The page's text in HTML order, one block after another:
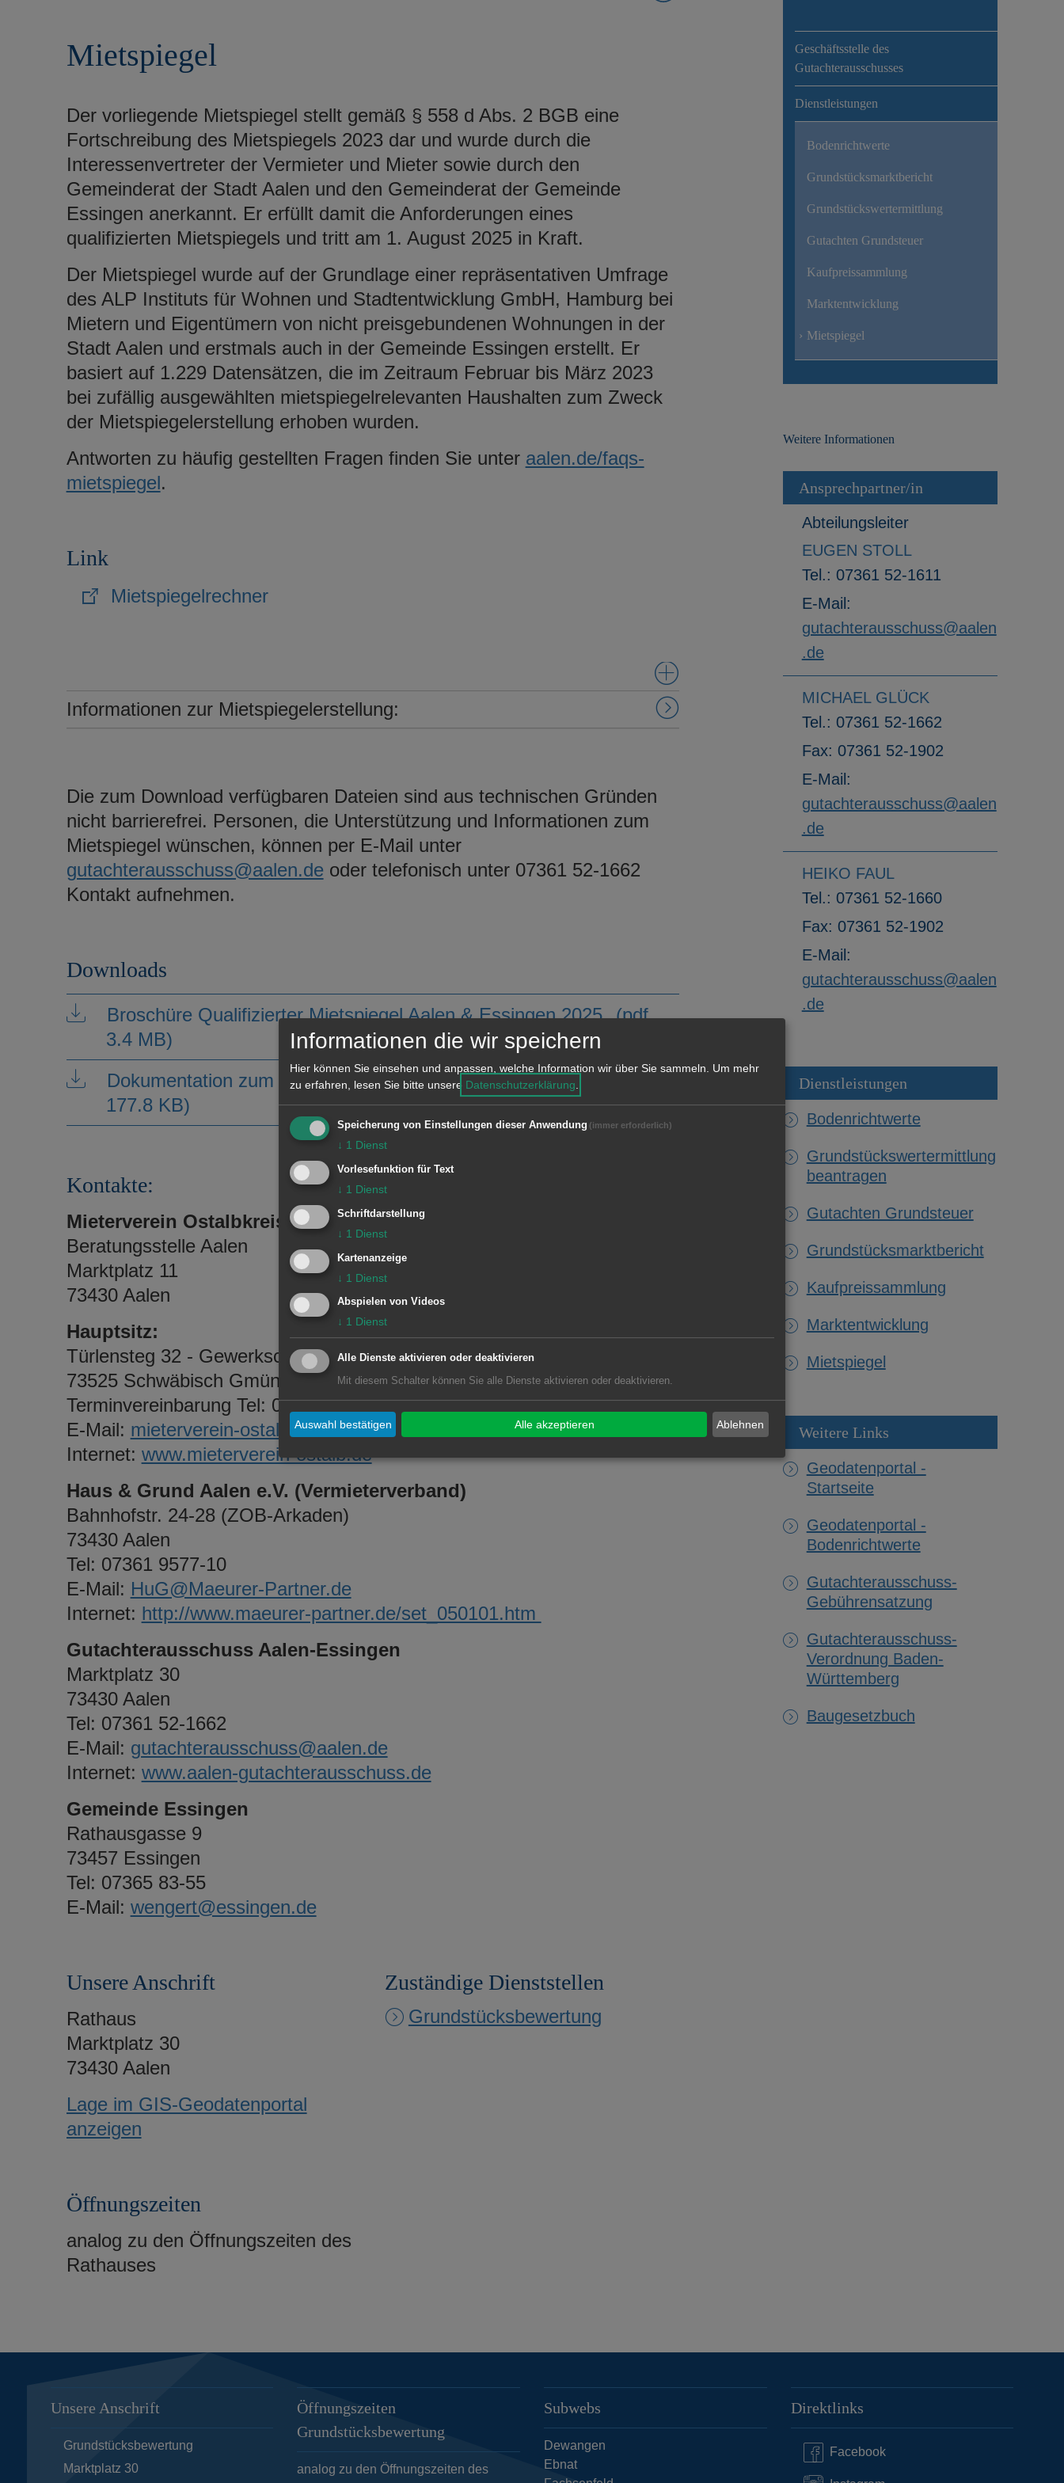
Mietspiegel
Der vorliegende Mietspiegel stellt gemäß § 558 d Abs. 2 BGB eine
Fortschreibung des Mietspiegels 2023 dar und wurde durch die
Interessenvertreter der Vermieter und Mieter sowie durch den
Gemeinderat der Stadt Aalen und den Gemeinderat der Gemeinde
Essingen anerkannt. Er erfüllt damit die Anforderungen eines
qualifizierten Mietspiegels und tritt am 1. August 2025 in Kraft.
Der Mietspiegel wurde auf der Grundlage einer repräsentativen Umfrage
des ALP Instituts für Wohnen und Stadtentwicklung GmbH, Hamburg bei
Mietern und Eigentümern von nicht preisgebundenen Wohnungen in der
Stadt Aalen und erstmals auch in der Gemeinde Essingen erstellt. Er
basiert auf 1.229 Datensätzen, die im Zeitraum Februar bis März 2023
bei zufällig ausgewählten mietspiegelrelevanten Haushalten zum Zweck
der Mietspiegelerstellung erhoben wurden.
Antworten zu häufig gestellten Fragen finden Sie unter aalen.de/faqs-
mietspiegel.
Link
Mietspiegelrechner
Informationen zur Mietspiegelerstellung:
Die zum Download verfügbaren Dateien sind aus technischen Gründen
nicht barrierefrei. Personen, die Unterstützung und Informationen zum
Mietspiegel wünschen, können per E-Mail unter
gutachterausschuss@aalen.deoder telefonisch unter 07361 52-1662
Kontakt aufnehmen.
Downloads
Broschüre Qualifizierter Mietspiegel Aalen & Essingen 2025 (pdf,
3.4 MB)
Dokumentation zum Mietspiegel Aalen und Essingen 2025
177.8 KB)
Kontakte:
Mieterverein Ostalbkreis e.V.
Beratungsstelle Aalen
Marktplatz 11
73430 Aalen
Hauptsitz:
Türlensteg 32 - Gewerkschaftshaus
73525 Schwäbisch Gmünd
Terminvereinbarung Tel: 07171 8744-822
E-Mail: mieterverein-ostalb@gmx.net
Internet: www.mieterverein-ostalb.de
Haus & Grund Aalen e.V. (Vermieterverband)
Bahnhofstr. 24-28 (ZOB-Arkaden)
73430 Aalen
Tel: 07361 9577-10
E-Mail: HuG@Maeurer-Partner.de
Internet: http://www.maeurer-partner.de/set_050101.htm
Gutachterausschuss Aalen-Essingen
Marktplatz 30
73430 Aalen
Tel: 07361 52-1662
E-Mail: gutachterausschuss@aalen.de
Internet: www.aalen-gutachterausschuss.de
Gemeinde Essingen
Rathausgasse 9
73457 Essingen
Tel: 07365 83-55
E-Mail: wengert@essingen.de
Unsere Anschrift
Rathaus
Marktplatz 30
73430 Aalen
Lage im GIS-Geodatenportal
anzeigen
Öffnungszeiten
analog zu den Öffnungszeiten des
Rathauses
Zuständige Dienststellen
Grundstücksbewertung
Geschäftsstelle des
Gutachterausschusses
Dienstleistungen
Bodenrichtwerte
Grundstücksmarktbericht
Grundstückswertermittlung
Gutachten Grundsteuer
Kaufpreissammlung
Marktentwicklung
Mietspiegel
Weitere Informationen
Ansprechpartner/in
Abteilungsleiter
EUGEN STOLL
Tel.: 07361 52-1611
E-Mail:
gutachterausschuss@aalen
.de
MICHAEL GLÜCK
Tel.: 07361 52-1662
Fax: 07361 52-1902
E-Mail:
gutachterausschuss@aalen
.de
HEIKO FAUL
Tel.: 07361 52-1660
Fax: 07361 52-1902
E-Mail:
gutachterausschuss@aalen
.de
Dienstleistungen
Bodenrichtwerte
Grundstückswertermittlung
beantragen
Gutachten Grundsteuer
Grundstücksmarktbericht
Kaufpreissammlung
Marktentwicklung
Mietspiegel
Weitere Links
Geodatenportal -
Startseite
Geodatenportal -
Bodenrichtwerte
Gutachterausschuss-
Gebührensatzung
Gutachterausschuss-
Verordnung Baden-
Württemberg
Baugesetzbuch
Unsere Anschrift
Grundstücksbewertung
Marktplatz 30
Öffnungszeiten
Grundstücksbewertung
analog zu den Öffnungszeiten des
Subwebs
Dewangen
Ebnat
Direktlinks
Facebook
Informationen die wir speichern
Hier können Sie einsehen und anpassen, welche Information wir über Sie sammeln. Um mehr
zu erfahren, lesen Sie bitte unsere Datenschutzerklärung.
Speicherung von Einstellungen dieser Anwendung (immer erforderlich)
↓ 1 Dienst
Vorlesefunktion für Text
↓ 1 Dienst
Schriftdarstellung
↓ 1 Dienst
Kartenanzeige
↓ 1 Dienst
Abspielen von Videos
↓ 1 Dienst
Alle Dienste aktivieren oder deaktivieren
Mit diesem Schalter können Sie alle Dienste aktivieren oder deaktivieren.
Ablehnen
Auswahl bestätigen Alle akzeptieren